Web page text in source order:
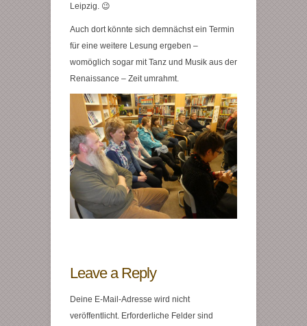
Leipzig. 😉
Auch dort könnte sich demnächst ein Termin
für eine weitere Lesung ergeben –
womöglich sogar mit Tanz und Musik aus der
Renaissance – Zeit umrahmt.
Leave a Reply
Deine E-Mail-Adresse wird nicht
veröffentlicht. Erforderliche Felder sind